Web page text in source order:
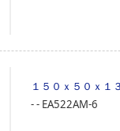
１５０ｘ５０ｘ
‐‐ EA522AM-6